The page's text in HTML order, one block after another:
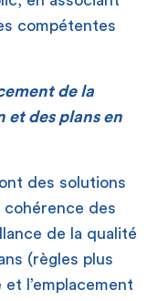
compétentes
de la
et des plans en
des solutions
des
de la qualité
(règles plus
l’emplacement